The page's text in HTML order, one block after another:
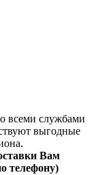
всеми службами
выгодные
Вам
телефону)